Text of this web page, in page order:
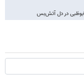
ابوظبی در دل آتش‌بس